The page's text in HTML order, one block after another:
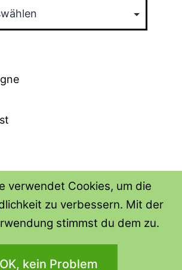
SHOPS
verwendet Cookies, um die
zu verbessern. Mit der
stimmst du dem zu.
OK, kein Problem